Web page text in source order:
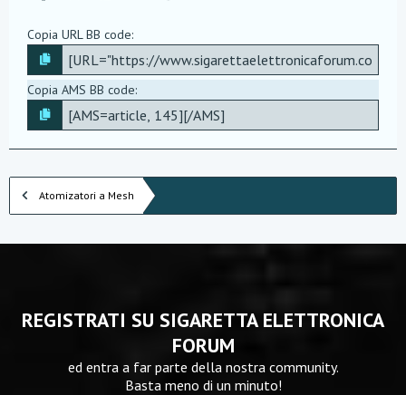
Copia URL BB code
Copia AMS BB code
Atomizatori a Mesh
REGISTRATI SU SIGARETTA ELETTRONICA
FORUM
ed entra a far parte della nostra community.
Basta meno di un minuto!